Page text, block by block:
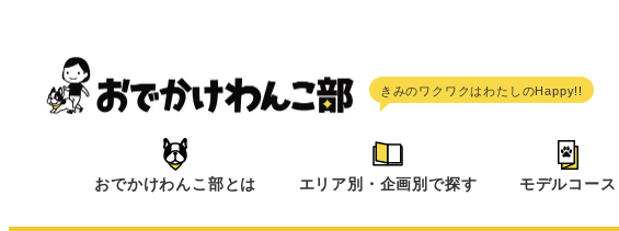
おでかけわんこ部とは エリア別・企画別で探す モデルコース